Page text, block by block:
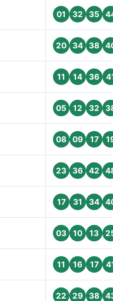
01 32 35
20 34 38
11 14 36
05 12 32
08 09 17
23 36 42
17 31 34
03 10 13
11 16 17
22 29 38